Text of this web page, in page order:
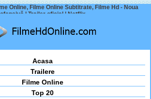
Online, Filme Online Subtitrate, Filme Hd - Noua
ofensivă | Trailer oficial | Netflix
Acasa
Trailere
Filme Online
Top 20